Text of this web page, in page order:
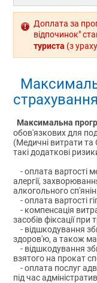
Доплата за
відпочинок"
туриста (з
страхування
Максимальна
обов'язкових для
(Медичні витрати та
такі додаткові
- оплата вартості
алергії,
алкогольного
- оплата вартості
- компенсація
засобів фіксації
- відшкодування
здоров'ю, а також
- відшкодування
взятого на прокат
- оплата послуг
під час